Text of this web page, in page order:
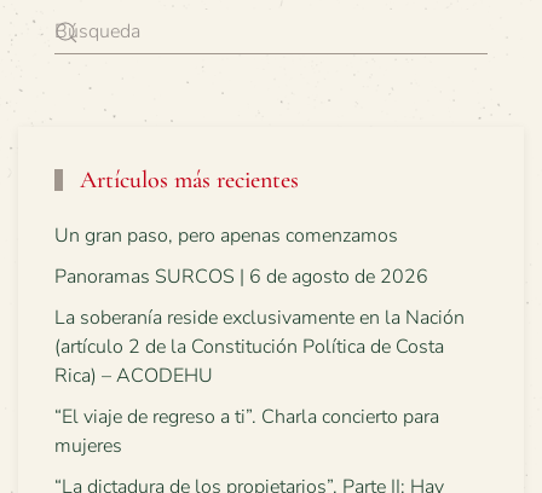
Artículos más recientes
Un gran paso, pero apenas comenzamos
Panoramas SURCOS | 6 de agosto de 2026
La soberanía reside exclusivamente en la Nación
(artículo 2 de la Constitución Política de Costa
Rica) – ACODEHU
“El viaje de regreso a ti”. Charla concierto para
mujeres
“La dictadura de los propietarios”. Parte II: Hay